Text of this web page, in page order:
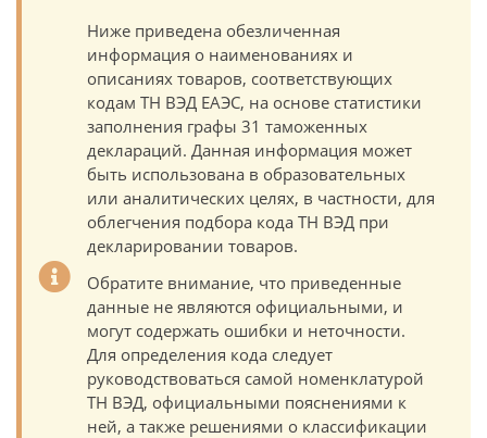
Ниже приведена обезличенная
информация о наименованиях и
описаниях товаров, соответствующих
кодам ТН ВЭД ЕАЭС, на основе статистики
заполнения графы 31 таможенных
деклараций. Данная информация может
быть использована в образовательных
или аналитических целях, в частности, для
облегчения подбора кода ТН ВЭД при
декларировании товаров.
Обратите внимание, что приведенные
данные не являются официальными, и
могут содержать ошибки и неточности.
Для определения кода следует
руководствоваться самой номенклатурой
ТН ВЭД, официальными пояснениями к
ней, а также решениями о классификации